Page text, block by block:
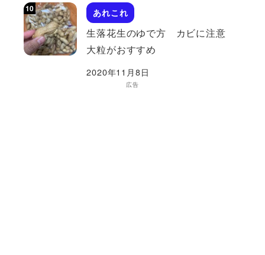
あれこれ
生落花生のゆで方 カビに注意
大粒がおすすめ
2020年11月8日
広告